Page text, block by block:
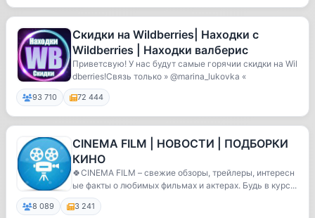
Скидки на Wildberries| Находки с
Wildberries | Находки валберис
Приветсвую! У нас будут самые горячии скидки на Wil
dberries!Связь только » @marina_lukovka «
93 710 72 444
CINEMA FILM | НОВОСТИ | ПОДБОРКИ
КИНО
🍀CINEMA FILM – свежие обзоры, трейлеры, интересн
ые факты о любимых фильмах и актерах. Будь в курс...
8 089 3 241